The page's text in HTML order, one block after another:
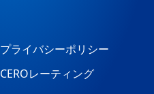
プライバシーポリシー
CEROレーティング